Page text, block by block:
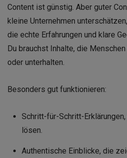
Content ist günstig. Aber guter
kleine Unternehmen
die echte Erfahrungen und klare
Du brauchst Inhalte, die
oder unterhalten.
Besonders gut funktionieren:
Schritt-für-Schritt-
lösen.
Authentische Einblicke, die